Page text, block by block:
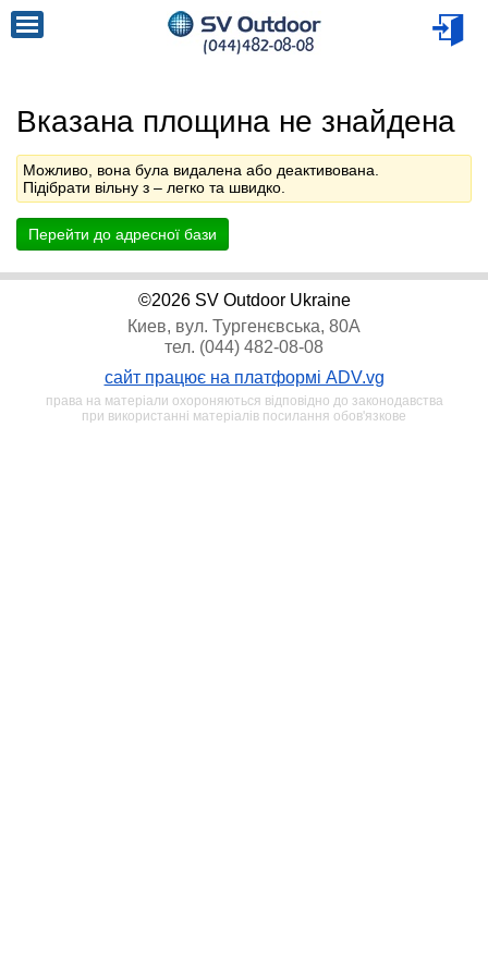
Вказана площина не знайдена
Можливо, вона була видалена або деактивована.
Підібрати вільну з – легко та швидко.
Перейти до адресної бази
©2026 SV Outdoor Ukraine
Киев, вул. Тургенєвська, 80А
тел. (044) 482-08-08
сайт працює на платформі ADV.vg
права на матеріали охороняються відповідно до законодавства
при використанні матеріалів посилання обов'язкове